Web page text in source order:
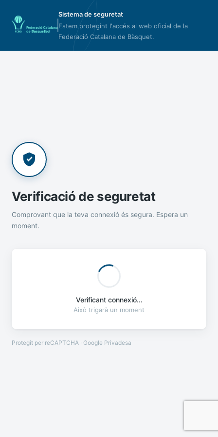
Sistema de seguretat
Estem protegint l'accés al web oficial de la
Federació Catalana de Bàsquet.
Verificació de seguretat
Comprovant que la teva connexió és segura. Espera un
moment.
Verificant connexió...
Això trigarà un moment
Protegit per reCAPTCHA · Google Privadesa